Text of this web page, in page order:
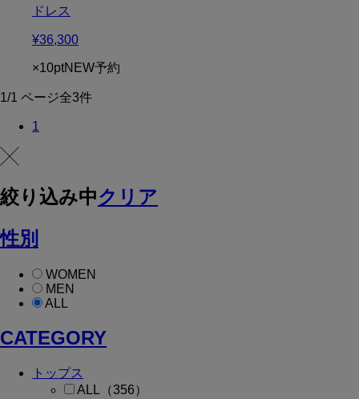
ドレス
¥36,300
×10ptNEW予約
1/1 ページ全3件
1
絞り込み中クリア
性別
WOMEN
MEN
ALL
CATEGORY
トップス
ALL（356）